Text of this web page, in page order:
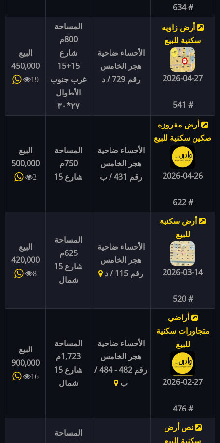
# 634
أرض زاويه
سكنية للبيع
2026-04-27
# 541
الأحساء ضاحية
هجر الخامس
رقم 729 / د
المساحة
800م
شارع
15+15
غرب جنوب
الأطوال
٢٧*٣٠
البيع
450,000
19
أرض مفروزه
صكين سكنية للبيع
2026-04-26
# 622
الأحساء ضاحية
هجر الخامس
رقم 431 / ب
المساحة
750م
شارع 15
البيع
500,000
2
أرض سكنية
للبيع
2026-03-14
# 520
الأحساء ضاحية
هجر الخامس
رقم 115 / د
المساحة
625م
شارع 15
شمال
البيع
420,000
8
أراضي
متجاورات سكنية
للبيع
2026-02-27
# 476
الأحساء ضاحية
هجر الخامس
رقم 482 - 484 /
ب
المساحة
1,723م
شارع 15
شمال
البيع
900,000
16
نص أرض
سكنية للبيع
المساحة